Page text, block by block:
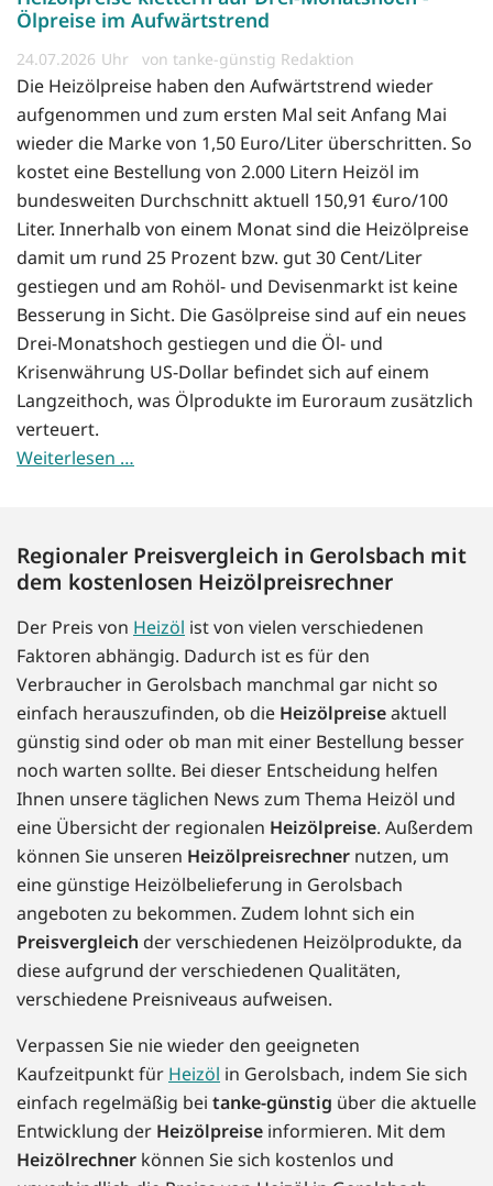
Ölpreise im Aufwärtstrend
24.07.2026 von tanke-günstig Redaktion
Die Heizölpreise haben den Aufwärtstrend wieder
aufgenommen und zum ersten Mal seit Anfang Mai
wieder die Marke von 1,50 Euro/Liter überschritten. So
kostet eine Bestellung von 2.000 Litern Heizöl im
bundesweiten Durchschnitt aktuell 150,91 €uro/100
Liter. Innerhalb von einem Monat sind die Heizölpreise
damit um rund 25 Prozent bzw. gut 30 Cent/Liter
gestiegen und am Rohöl- und Devisenmarkt ist keine
Besserung in Sicht. Die Gasölpreise sind auf ein neues
Drei-Monatshoch gestiegen und die Öl- und
Krisenwährung US-Dollar befindet sich auf einem
Langzeithoch, was Ölprodukte im Euroraum zusätzlich
verteuert.
Weiterlesen …
Regionaler Preisvergleich in Gerolsbach mit
dem kostenlosen Heizölpreisrechner
Der Preis von Heizöl ist von vielen verschiedenen
Faktoren abhängig. Dadurch ist es für den
Verbraucher in Gerolsbach manchmal gar nicht so
einfach herauszufinden, ob die Heizölpreiseaktuell
günstig sind oder ob man mit einer Bestellung besser
noch warten sollte. Bei dieser Entscheidung helfen
Ihnen unsere täglichen News zum Thema Heizöl und
eine Übersicht der regionalen Heizölpreise. Außerdem
können Sie unseren Heizölpreisrechner nutzen, um
eine günstige Heizölbelieferung in Gerolsbach
angeboten zu bekommen. Zudem lohnt sich ein
Preisvergleich der verschiedenen Heizölprodukte, da
diese aufgrund der verschiedenen Qualitäten,
verschiedene Preisniveaus aufweisen.
Verpassen Sie nie wieder den geeigneten
Kaufzeitpunkt für Heizöl in Gerolsbach, indem Sie sich
einfach regelmäßig bei tanke-günstig über die aktuelle
Entwicklung der Heizölpreise informieren. Mit dem
Heizölrechner können Sie sich kostenlos und